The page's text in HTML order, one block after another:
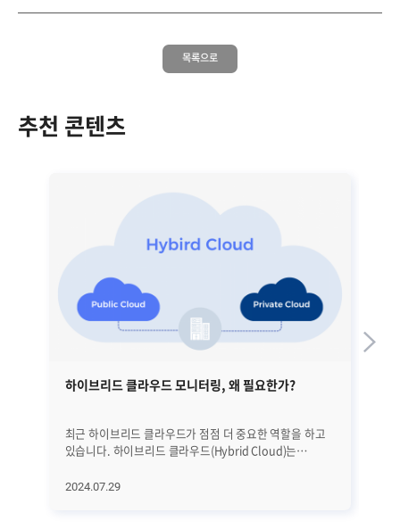
목록으로
추천 콘텐츠
하이브리드 클라우드 모니터링, 왜 필요한가?
최근 하이브리드 클라우드가 점점 더 중요한 역할을 하고
있습니다. 하이브리드 클라우드(Hybrid Cloud)는
결합한 클라우드 환경을 의미하는데요. 쉽게 말해 필요에
2024.07.29